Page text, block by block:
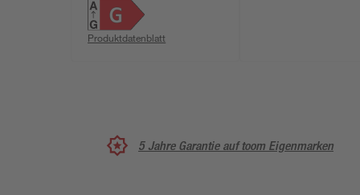
white
Produktdatenblatt
5 Jahre Garantie auf toom Eigenmarken